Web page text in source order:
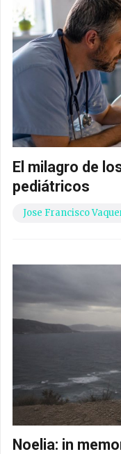
El milagro de
pediátricos
Jose Francisco
Noelia: in